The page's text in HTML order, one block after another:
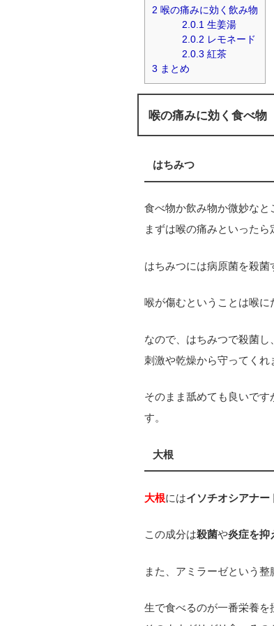
2 喉の痛みに効く飲み物
2.0.1 生姜湯
2.0.2 レモネード
2.0.3 紅茶
3 まとめ
喉の痛みに効く食べ物
はちみつ
食べ物か飲み物か微妙なと
まずは喉の痛みといったら
はちみつには病原菌を殺菌
喉が傷むということは喉に
なので、はちみつで殺菌し
刺激や乾燥から守ってくれ
そのまま舐めても良いで
す。
大根
大根にはイソチオシアナー
この成分は殺菌や炎症を抑
また、アミラーゼという
生で食べるのが一番栄養を